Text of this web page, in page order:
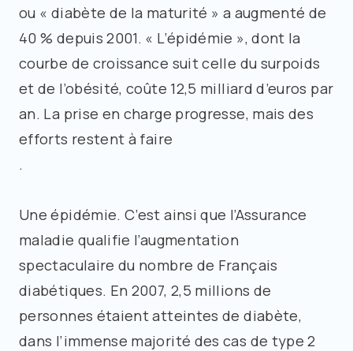
ou « diabète de la maturité » a augmenté de
40 % depuis 2001. « L’épidémie », dont la
courbe de croissance suit celle du surpoids
et de l’obésité, coûte 12,5 milliard d’euros par
an. La prise en charge progresse, mais des
efforts restent à faire
.
Une épidémie. C’est ainsi que l’Assurance
maladie qualifie l’augmentation
spectaculaire du nombre de Français
diabétiques. En 2007, 2,5 millions de
personnes étaient atteintes de diabète,
dans l’immense majorité des cas de type 2